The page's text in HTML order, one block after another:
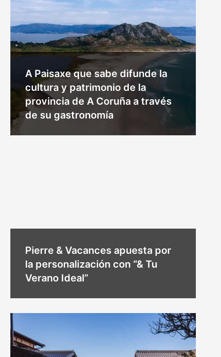
A Paisaxe que sabe difunde la
cultura y patrimonio de la
provincia de A Coruña a través
de su gastronomía
Pierre & Vacances apuesta por
la personalización con “& Tu
Verano Ideal”